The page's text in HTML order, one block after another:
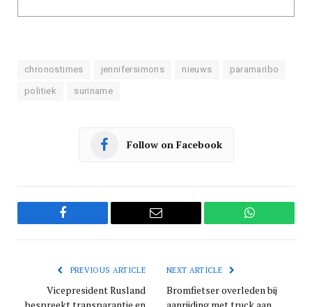
chronostimes jennifersimons nieuws paramaribo
politiek suriname
Follow on Facebook
Facebook Email WhatsApp
PREVIOUS ARTICLE
Vicepresident Rusland
NEXT ARTICLE
Bromfietser overleden bij